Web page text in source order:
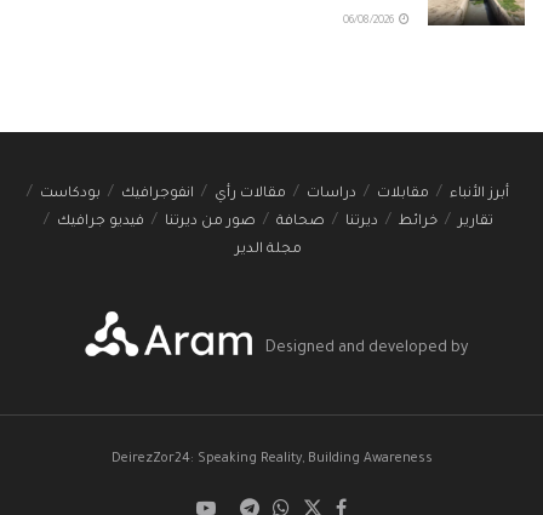
أبرز الأنباء مقابلات دراسات مقالات رأي انفوجرافيك
بودكاست
تقارير
خرائط ديرتنا صحافة صور من ديرتنا
فيديو جرافيك
مجلة الدير
Designed and developed by
DeirezZor24: Speaking Reality, Building Awareness